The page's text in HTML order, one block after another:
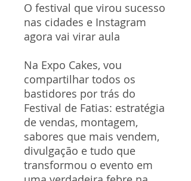
O festival que virou sucesso
nas cidades e Instagram
agora vai virar aula
Na Expo Cakes, vou
compartilhar todos os
bastidores por trás do
Festival de Fatias: estratégia
de vendas, montagem,
sabores que mais vendem,
divulgação e tudo que
transformou o evento em